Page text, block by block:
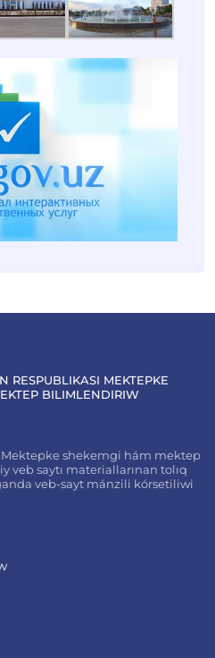
RESPUBLIKASI MEKTEPKE
BILIMLENDIRIW
Mektepke shekemgi hám mektep
saytı materiallarınan tolıq
veb-sayt mánzili kórsetiliwi